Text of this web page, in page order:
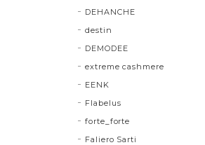
DEHANCHE
destin
DEMODEE
extreme cashmere
EENK
Flabelus
forte_forte
Faliero Sarti